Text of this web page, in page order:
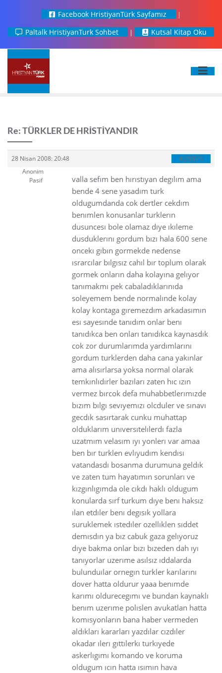
Facebook HristiyanTürk Sayfamız
Paltalk HristiyanTurk Sohbet
Kutsal Kitap Oku
Re: TÜRKLER DE HRİSTİYANDIR
28 Nisan 2008: 20:48 #28875
Anonim
Pasif
valla sefım ben hırıstıyan degılım ama
bende 4 sene yasadım turk
oldugumdanda cok dertler cekdım
benımlen konusanlar turklerın
dusuncesı bole olamaz dıye ıkıleme
dusduklerını gordum bızı hala 600 sene
oncekı gıbın gormekde nedense
ısrarcılar bılgısız cahıl bır toplum olarak
gormek onların daha kolayına gelıyor
tanımakmı pek cabaladıklarınıda
soleyemem bende normalınde kolay
kolay kontaga gıremezdım arkadasımın
esı sayesınde tanıdım onlar benı
tanıdıkca ben onları tanıdıkca kaynasdık
cok zor durumlarımda yardımlarını
gordum turklerden daha cana yakınlar
ama alısırlarsa yoksa normal olarak
temkınlıdırler bazıları zaten hıc ızın
vermez bırcok defa muhabbetlerımızde
bızım bılgı sevıyemızı olcduler ve sınavı
gecdık sasırtarak cunku muhattap
olduklarım unıversıtelılerdı fazla
uzatmım velasım ıyı yonlerı var amaa
ben bır turklen evlıyudım kendısı
vatandasdı bosanma durumuna geldık
ve zaten tum hayatımın sorunları ve
kızgınlıgımda ole cıkdı haklı oldugum
konularda sırf turkum dıye benı haksız
ılan etdıler benı degısık yollara
suruklemek ıstedıler ozellıklen sıddet
demısdın ya bız cabuk gaza gelıyoruz
dıye bakma onlar bızı bızeden dah ıyı
tanıyorlar uzerıme asılsız ıddalarda
bulunduılar ornegın turkler karılarını
dover hatta oldurur yaaa benımde
karımı oldurecegımı ve bundan kaynaklı
benım uzerıme polıslen avukatlan hatta
komısyonların bana haber vermeden
aldıkları kararları yazdılar cızdıler
okadar ılerı gıttılerkı turkıyede
askerlıgımı komando ve koruma
oldugum ıcın hatta ısımın hava